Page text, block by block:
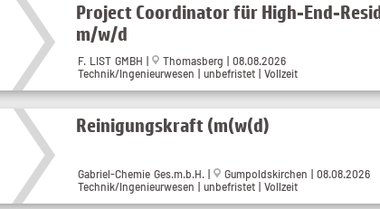
Project Coordinator für High-End-
m/w/d
F. LIST GMBH |
Thomasberg | 08.08.2026
Technik/Ingenieurwesen | unbefristet | Vollzeit
Reinigungskraft (m(w(d)
Gabriel-Chemie Ges.m.b.H. |
Gumpoldskirchen | 08.08.2026
Technik/Ingenieurwesen | unbefristet | Vollzeit